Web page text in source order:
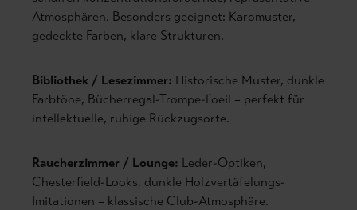
Atmosphären. Besonders geeignet: Karomuster,
gedeckte Farben, klare Strukturen.
Bibliothek / Lesezimmer: Historische Muster, dunkle
Farbtöne, Bücherregal-Trompe-l'oeil – perfekt für
intellektuelle, ruhige Rückzugsorte.
Raucherzimmer / Lounge: Leder-Optiken,
Chesterfield-Looks, dunkle Holzvertäfelungs-
Imitationen – klassische Club-Atmosphäre.